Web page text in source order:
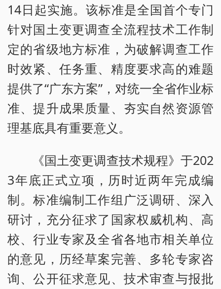
14日起实施。该标准是全国首个专门
针对国土变更调查全流程技术工作制
定的省级地方标准，为破解调查工作
时效紧、任务重、精度要求高的难题
提供了“广东方案”，对统一全省作业标
准、提升成果质量、夯实自然资源管
理基底具有重要意义。
《国土变更调查技术规程》于202
3年底正式立项，历时近两年完成编
制。标准编制工作组广泛调研、深入
研讨，充分征求了国家权威机构、高
校、行业专家及全省各地市相关单位
的意见，历经草案完善、多轮专家咨
询、公开征求意见、技术审查与报批